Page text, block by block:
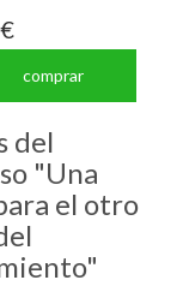
comprar
del
"Una
el otro